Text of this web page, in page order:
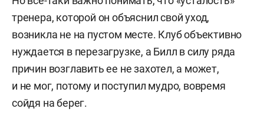
тренера, которой он объяснил свой уход,
возникла не на пустом месте. Клуб объективно
нуждается в перезагрузке, а Билл в силу ряда
причин возглавить ее не захотел, а может,
и не мог, потому и поступил мудро, вовремя
сойдя на берег.